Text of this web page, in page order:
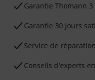
Ga­ran­tie Thomann 3
Garantie 30 jours
Service de réparation
Conseils d'experts